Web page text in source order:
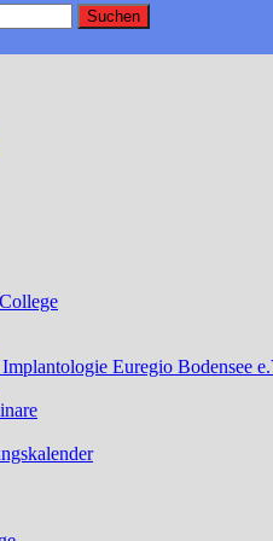
Euregio Bodensee